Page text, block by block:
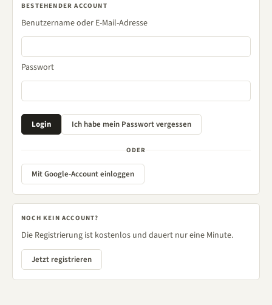
BESTEHENDER ACCOUNT
Benutzername oder E-Mail-Adresse
Passwort
ODER
Mit Google-Account einloggen
NOCH KEIN ACCOUNT?
Die Registrierung ist kostenlos und dauert nur eine Minute.
Jetzt registrieren